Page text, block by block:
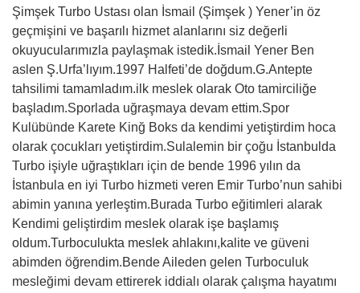
Şimşek Turbo Ustası olan İsmail (Şimşek ) Yener’in öz
geçmişini ve başarılı hizmet alanlarını siz değerli
okuyucularımızla paylaşmak istedik.İsmail Yener Ben
aslen Ş.Urfa’lıyım.1997 Halfeti’de doğdum.G.Antepte
tahsilimi tamamladım.ilk meslek olarak Oto tamirciliğe
başladım.Sporlada uğraşmaya devam ettim.Spor
Kulübünde Karete Kinğ Boks da kendimi yetiştirdim hoca
olarak çocukları yetiştirdim.Sulalemin bir çoğu İstanbulda
Turbo işiyle uğraştıkları için de bende 1996 yılın da
İstanbula en iyi Turbo hizmeti veren Emir Turbo’nun sahibi
abimin yanına yerleştim.Burada Turbo eğitimleri alarak
Kendimi geliştirdim meslek olarak işe başlamış
oldum.Turboculukta meslek ahlakını,kalite ve güveni
abimden öğrendim.Bende Aileden gelen Turboculuk
mesleğimi devam ettirerek iddialı olarak çalışma hayatımı